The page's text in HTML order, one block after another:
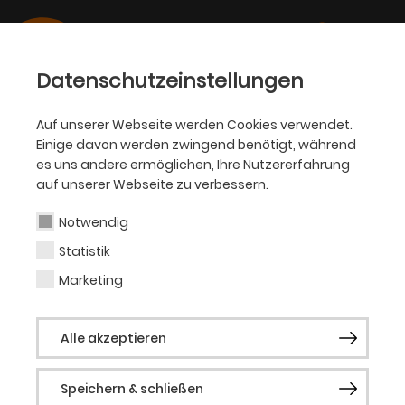
Datenschutzeinstellungen
Auf unserer Webseite werden Cookies verwendet.
Einige davon werden zwingend benötigt, während
es uns andere ermöglichen, Ihre Nutzererfahrung
auf unserer Webseite zu verbessern.
Notwendig
Statistik
Marketing
Alle akzeptieren
Speichern & schließen
SCHAUSPIEL
Valentina Schüler
Schauspielerin
Valentina Schüler studierte Schauspiel am
Thomas-Bernhard-Institut/Mozarteum
Salzburg. 2012 wirkte sie anTutuguri(Regie:
David Schnägelberger) im ZKM Karlsruhe